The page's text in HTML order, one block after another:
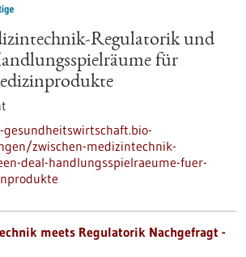
Regulatorik und
für
zwischen-medizintechnik-
deal-handlungsspielraeume-fuer-
meets Regulatorik Nachgefragt -